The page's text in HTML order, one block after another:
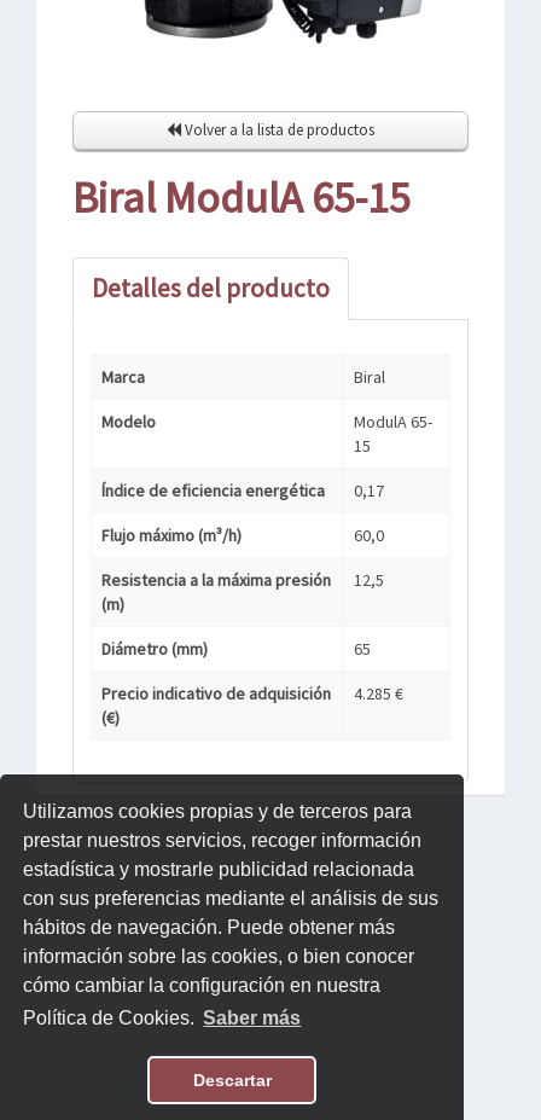
Utilizamos cookies propias y de terceros para
prestar nuestros servicios, recoger información
estadística y mostrarle publicidad relacionada
con sus preferencias mediante el análisis de sus
hábitos de navegación. Puede obtener más
información sobre las cookies, o bien conocer
cómo cambiar la configuración en nuestra
Política de Cookies. Saber más
Descartar
Volver a la lista de productos
Biral ModulA 65-15
Detalles del producto
Marca Biral
Modelo
ModulA 65-
15
Índice de eficiencia energética 0,17
Flujo máximo (m³/h) 60,0
Resistencia a la máxima presión
(m)
12,5
Diámetro (mm) 65
Precio indicativo de adquisición
(€)
4.285 €